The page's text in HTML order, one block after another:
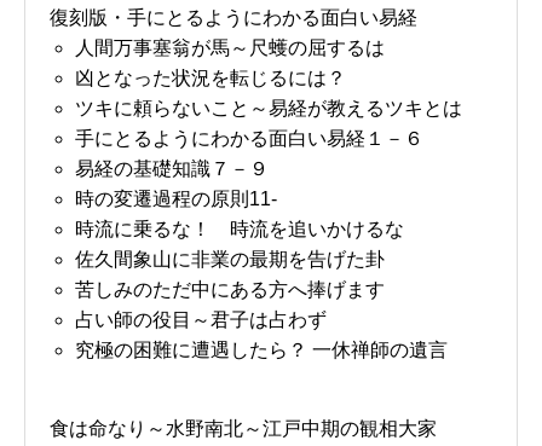
復刻版・手にとるようにわかる面白い易経
人間万事塞翁が馬～尺蠖の屈するは
凶となった状況を転じるには？
ツキに頼らないこと～易経が教えるツキとは
手にとるようにわかる面白い易経１－６
易経の基礎知識７－９
時の変遷過程の原則11-
時流に乗るな！ 時流を追いかけるな
佐久間象山に非業の最期を告げた卦
苦しみのただ中にある方へ捧げます
占い師の役目～君子は占わず
究極の困難に遭遇したら？ 一休禅師の遺言
食は命なり～水野南北～江戸中期の観相大家